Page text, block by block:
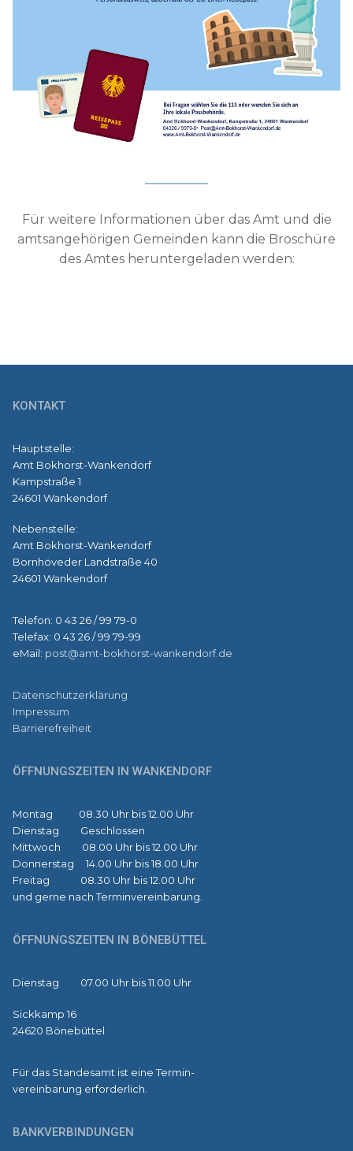
Für weitere Informationen über das Amt und die
amtsangehörigen Gemeinden kann die Broschüre
des Amtes heruntergeladen werden:
KONTAKT
Hauptstelle:
Amt Bokhorst-Wankendorf
Kampstraße 1
24601 Wankendorf
Nebenstelle:
Amt Bokhorst-Wankendorf
Bornhöveder Landstraße 40
24601 Wankendorf
Telefon: 0 43 26 / 99 79-0
Telefax: 0 43 26 / 99 79-99
eMail: post@amt-bokhorst-wankendorf.de
Datenschutzerklärung
Impressum
Barrierefreiheit
ÖFFNUNGSZEITEN IN WANKENDORF
Montag 08.30 Uhr bis 12.00 Uhr
Dienstag Geschlossen
Mittwoch 08.00 Uhr bis 12.00 Uhr
Donnerstag 14.00 Uhr bis 18.00 Uhr
Freitag 08.30 Uhr bis 12.00 Uhr
und gerne nach Terminvereinbarung.
ÖFFNUNGSZEITEN IN BÖNEBÜTTEL
Dienstag 07.00 Uhr bis 11.00 Uhr
Sickkamp 16
24620 Bönebüttel
Für das Standesamt ist eine Termin-
vereinbarung erforderlich.
BANKVERBINDUNGEN